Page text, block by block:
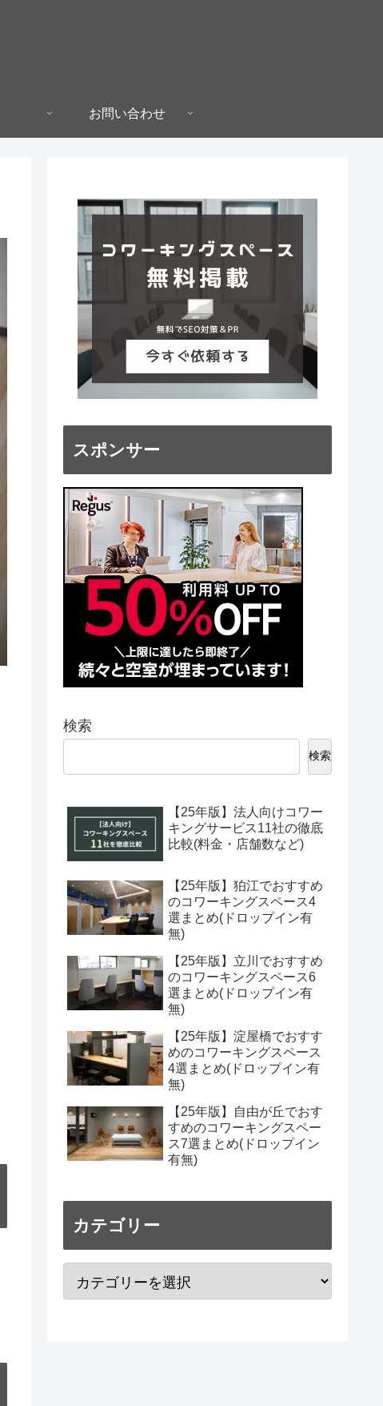
お問い合わせ
スポンサー
検索
検索
【25年版】法人向けコワー
キングサービス11社の徹底
比較(料金・店舗数など)
【25年版】狛江でおすすめ
のコワーキングスペース4
選まとめ(ドロップイン有
無)
【25年版】立川でおすすめ
のコワーキングスペース6
選まとめ(ドロップイン有
無)
【25年版】淀屋橋でおすす
めのコワーキングスペース
4選まとめ(ドロップイン有
無)
【25年版】自由が丘でおす
すめのコワーキングスペー
ス7選まとめ(ドロップイン
有無)
カテゴリー